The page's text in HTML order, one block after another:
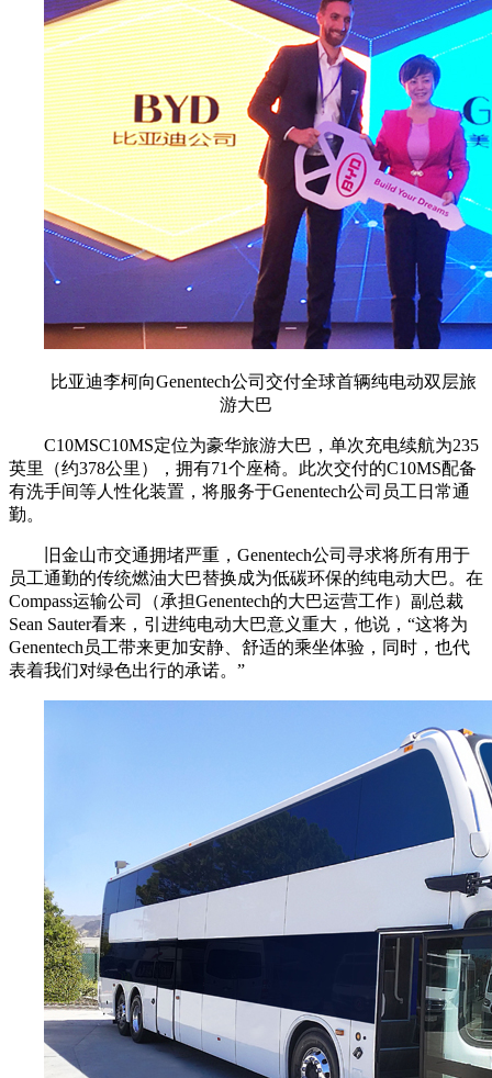
比亚迪李柯向Genentech公司交付全球首辆纯电动双层旅
游大巴
C10MSC10MS定位为豪华旅游大巴，单次充电续航为235
英里（约378公里），拥有71个座椅。此次交付的C10MS配备
有洗手间等人性化装置，将服务于Genentech公司员工日常通
勤。
旧金山市交通拥堵严重，Genentech公司寻求将所有用于
员工通勤的传统燃油大巴替换成为低碳环保的纯电动大巴。在
Compass运输公司（承担Genentech的大巴运营工作）副总裁
Sean Sauter看来，引进纯电动大巴意义重大，他说，“这将为
Genentech员工带来更加安静、舒适的乘坐体验，同时，也代
表着我们对绿色出行的承诺。”